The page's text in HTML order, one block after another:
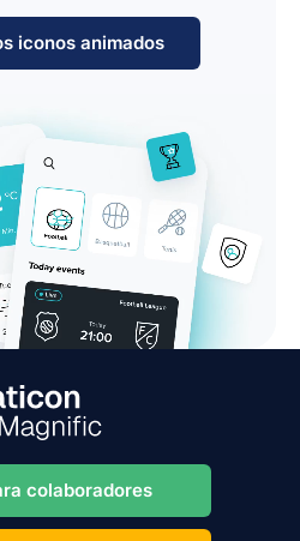
iconos animados
colaboradores